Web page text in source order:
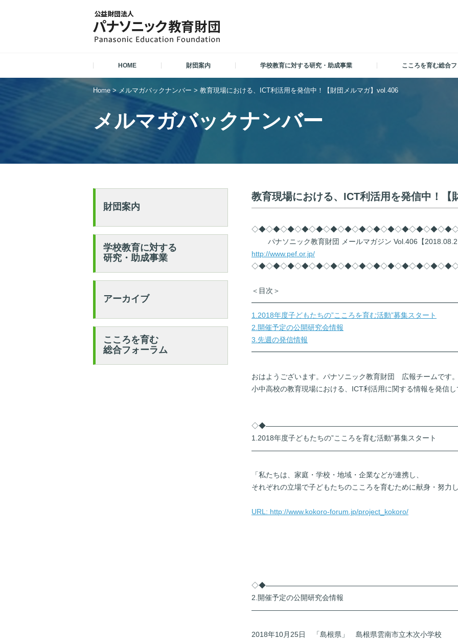
HOME 財団案内 学校教育に対する研究・助成事業 こころを育む総合
Home> メルマガバックナンバー > 教育現場における、ICT利活用を発信中！【財団メルマガ】vol.406
メルマガバックナンバー
教育現場における、ICT利活用を発信中！【
パナソニック教育財団 メールマガジン Vol.406【
http://www.pef.or.jp/
＜目次＞
1.2018年度子どもたちの”こころを育む活動”募集スタート
2.開催予定の公開研究会情報
3.先週の発信情報
おはようございます。パナソニック教育財団 広報チームです
小中高校の教育現場における、ICT利活用に関する情報を発信
1.2018年度子どもたちの”こころを育む活動”募集スタート
「私たちは、家庭・学校・地域・企業などが連携し、
それぞれの立場で子どもたちのこころを育むために献身・努力
URL: http://www.kokoro-forum.jp/project_kokoro/
2.開催予定の公開研究会情報
2018年10月25日 「島根県」 島根県雲南市立木次小学校
財団案内
学校教育に対する
研究・助成事業
アーカイブ
こころを育む
総合フォーラム